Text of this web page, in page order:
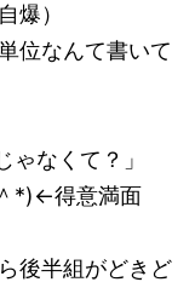
爆）
位なんて書いて
ゃなくて？」
*)←得意満面
後半組がどきど